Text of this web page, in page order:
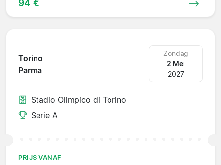
94 €
Torino
Parma
Zondag
2 Mei
2027
Stadio Olimpico di Torino
Serie A
PRIJS VANAF